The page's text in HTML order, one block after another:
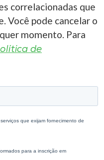
correlacionadas que
Você pode cancelar o
momento. Para
de